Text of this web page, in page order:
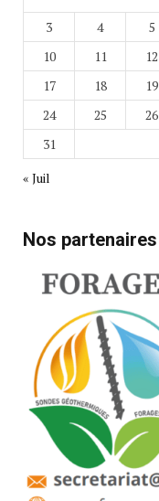
3
4 5
10
11 12
17
18 19
24
25 26
31
« Juil
Nos partenaires